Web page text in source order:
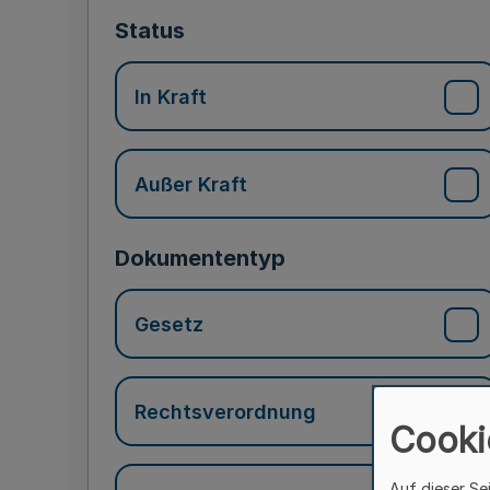
Status
In Kraft
Außer Kraft
Dokumententyp
Gesetz
Rechtsverordnung